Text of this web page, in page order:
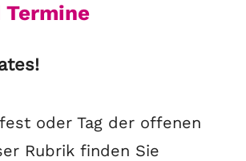
oder Tag der offenen
Rubrik finden Sie